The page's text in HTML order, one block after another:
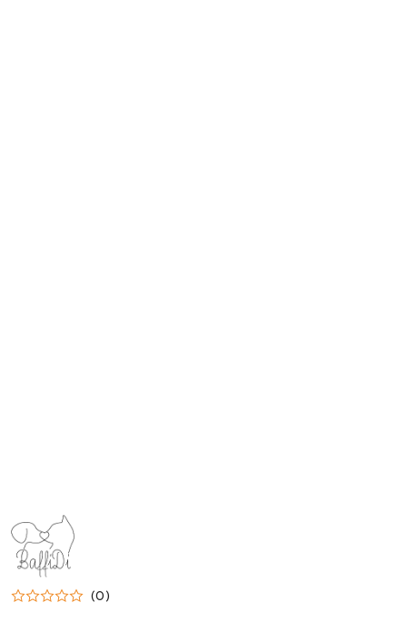
NAZWA
PRODUCENTA:
BAFFIDI
(0)